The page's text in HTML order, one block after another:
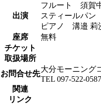
出演
フルート 須賀
スティールパ
ピアノ 溝邉 莉
座席
無料
チケット
取扱場所
お問合せ先
大分モーニング
TEL 097-522-0587
関連
リンク